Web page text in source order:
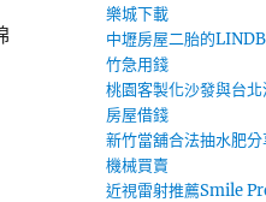
樂城下載
中壢房屋二胎的
竹急用錢
桃園客製化沙發與台
房屋借錢
新竹當舖合法抽水肥
機械買賣
近視雷射推薦Smile